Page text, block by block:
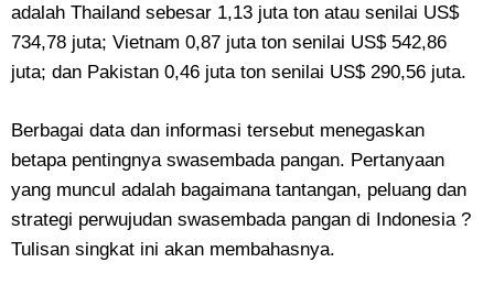
adalah Thailand sebesar 1,13 juta ton atau senilai US$
734,78 juta; Vietnam 0,87 juta ton senilai US$ 542,86
juta; dan Pakistan 0,46 juta ton senilai US$ 290,56 juta.
Berbagai data dan informasi tersebut menegaskan
betapa pentingnya swasembada pangan. Pertanyaan
yang muncul adalah bagaimana tantangan, peluang dan
strategi perwujudan swasembada pangan di Indonesia ?
Tulisan singkat ini akan membahasnya.